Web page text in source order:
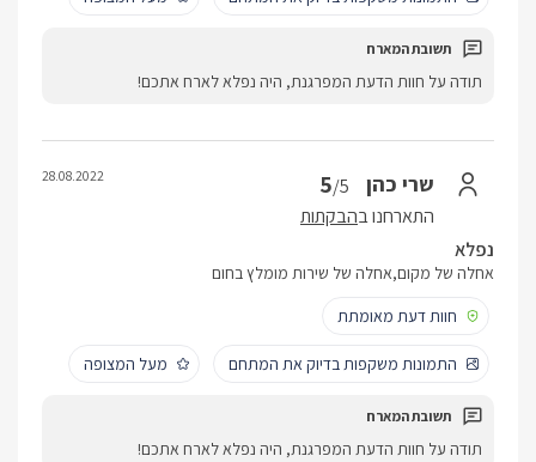
תודה על חוות הדעת המפרגנת, היה נפלא לארח אתכם!
שרי כהן 5/5
התארחנו בהבקתות
28.08.2022
נפלא
אחלה של מקום,אחלה של שירות מומלץ בחום
חוות דעת מאומתת
התמונות משקפות בדיוק את המתחם מעל המצופה
תודה על חוות הדעת המפרגנת, היה נפלא לארח אתכם!